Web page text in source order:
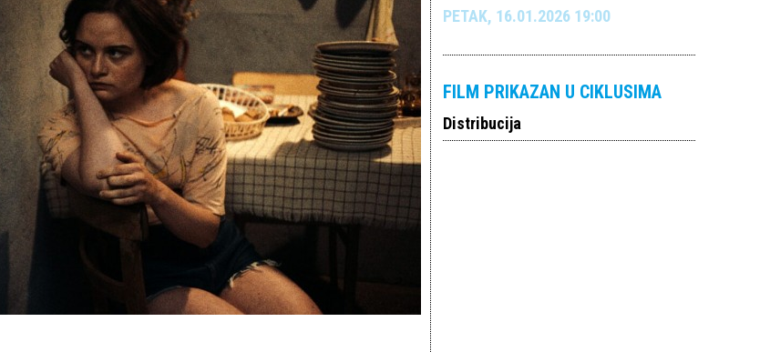
PETAK, 16.01.2026 19:00
FILM PRIKAZAN U CIKLUSIMA
Distribucija